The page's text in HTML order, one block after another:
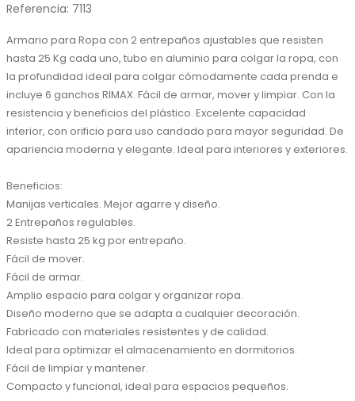
Referencia: 7113
Armario para Ropa con 2 entrepaños ajustables que resisten
hasta 25 Kg cada uno, tubo en aluminio para colgar la ropa, con
la profundidad ideal para colgar cómodamente cada prenda e
incluye 6 ganchos RIMAX. Fácil de armar, mover y limpiar. Con la
resistencia y beneficios del plástico. Excelente capacidad
interior, con orificio para uso candado para mayor seguridad. De
apariencia moderna y elegante. Ideal para interiores y exteriores.
Beneficios:
Manijas verticales. Mejor agarre y diseño.
2 Entrepaños regulables.
Resiste hasta 25 kg por entrepaño.
Fácil de mover.
Fácil de armar.
Amplio espacio para colgar y organizar ropa.
Diseño moderno que se adapta a cualquier decoración.
Fabricado con materiales resistentes y de calidad.
Ideal para optimizar el almacenamiento en dormitorios.
Fácil de limpiar y mantener.
Compacto y funcional, ideal para espacios pequeños.